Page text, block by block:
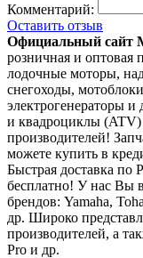
Комментарий:
Оставить отзыв
Официальный сайт
розничная и оптовая
лодочные моторы,
снегоходы,
электрогенераторы
и квадроциклы
производителей!
можете купить в
Быстрая доставка по
бесплатно! У нас Вы
брендов: Yamaha,
др. Широко
производителей, а
Pro и др.